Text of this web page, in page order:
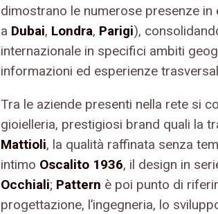
dimostrano le numerose presenze
a Dubai, Londra, Parigi),
internazionale in specifici ambiti
informazioni ed esperienze
Tra le aziende presenti nella rete si
gioielleria, prestigiosi brand quali la
Mattioli, la qualità raffinata senza
intimo Oscalito 1936, il design in
Occhiali; Pattern è poi punto di
progettazione, l’ingegneria, lo